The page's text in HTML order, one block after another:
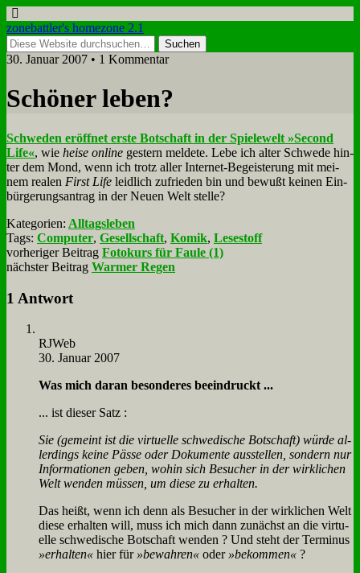
zonebattler's homezone 2.1
30. Januar 2007 • 1 Kommentar
Schö­ner le­ben?
Schwe­den er­öff­net er­ste Bot­schaft in der Spie­le­welt »Se­cond
Life«, wie hei­se on­line ge­stern mel­de­te. Le­be ich al­ter Schwe­de hin­
ter dem Mond, wenn ich trotz al­ler In­ter­net-Be­gei­ste­rung mit mei­
nem rea­len First Life leid­lich zu­frie­den bin und be­wußt kei­nen Ein­
bür­ge­rungs­an­trag in der Neu­en Welt stel­le?
Kategorien: Alltagsleben
Tags: Computer, Gesellschaft, Komik, Lesestoff
vorheriger Beitrag Fotokurs für Faule (1)
nächster Beitrag Warmer Regen
1 Antwort
RJ­Web
30. Januar 2007
Was mich dar­an be­son­de­res be­ein­druckt ...
... ist die­ser Satz :
Sie (ge­meint ist die vir­tu­el­le schwe­di­sche Bot­schaft) wür­de al­
ler­dings kei­ne Päs­se oder Do­ku­men­te aus­stel­len, son­dern nur
In­for­ma­tio­nen ge­ben, wo­hin sich Be­su­cher in der wirk­li­chen
Welt wen­den müs­sen, um die­se zu er­hal­ten.
Das heißt, wenn ich denn als Be­su­cher in der wirk­li­chen Welt
die­se er­hal­ten will, muss ich mich dann zu­nächst an die vir­tu­
el­le schwe­di­sche Bot­schaft wen­den ? Und steht der Ter­mi­nus
»er­hal­ten« hier für »be­wah­ren« oder »be­kom­men« ?